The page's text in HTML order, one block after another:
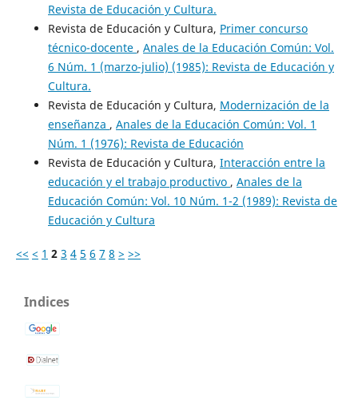
Revista de Educación y Cultura.
Revista de Educación y Cultura, Primer concurso
técnico-docente , Anales de la Educación Común: Vol.
6 Núm. 1 (marzo-julio) (1985): Revista de Educación y
Cultura.
Revista de Educación y Cultura, Modernización de la
enseñanza , Anales de la Educación Común: Vol. 1
Núm. 1 (1976): Revista de Educación
Revista de Educación y Cultura, Interacción entre la
educación y el trabajo productivo , Anales de la
Educación Común: Vol. 10 Núm. 1-2 (1989): Revista de
Educación y Cultura
<< < 1 2 3 4 5 6 7 8 > >>
Indices